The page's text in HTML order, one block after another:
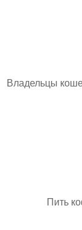
Владельцы
Пить